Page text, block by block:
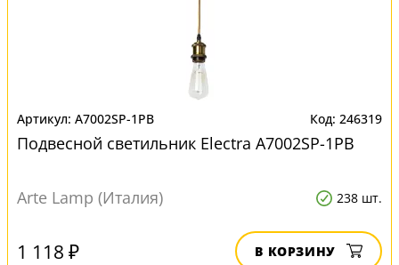
A7002SP-1PB 246319
Подвесной светильник Electra A7002SP-1PB
Arte Lamp (Италия) 238 шт.
1 118 ₽ В КОРЗИНУ